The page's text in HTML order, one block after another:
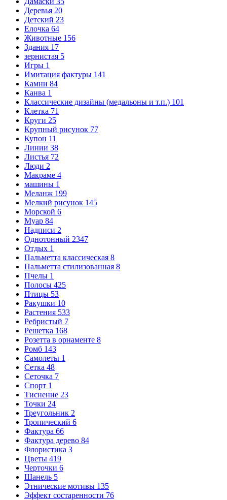
Деревья 20
Детский 23
Елочка 64
Животные 156
Здания 17
зернистая 5
Игры 1
Имитация фактуры 141
Камни 84
Канва 1
Классические дизайны (медальоны и т.п.) 101
Клетка 71
Круги 25
Крупный рисунок 77
Купон 11
Линии 38
Листья 72
Люди 2
Макраме 4
машины 1
Меланж 199
Мелкий рисунок 145
Морской 6
Муар 84
Надписи 2
Однотонный 2347
Отдых 1
Пальметта классическая 8
Пальметта стилизованная 8
Пчелы 1
Полосы 425
Птицы 53
Ракушки 10
Растения 533
Ребристый 7
Решетка 168
Розетта в орнаменте 8
Ромб 143
Самолеты 1
Сетка 48
Сеточка 7
Спорт 1
Тиснение 23
Точки 24
Треугольник 2
Тропический 6
Фактура 66
Фактура дерево 84
Флористика 3
Цветы 419
Черточки 6
Шанель 5
Этнические мотивы 135
Эффект состаренности 76